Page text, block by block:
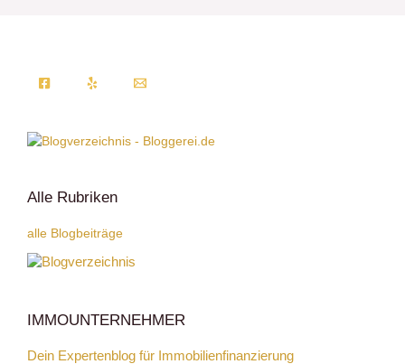
Alle Rubriken
alle Blogbeiträge
IMMOUNTERNEHMER
Dein Expertenblog für Immobilienfinanzierung